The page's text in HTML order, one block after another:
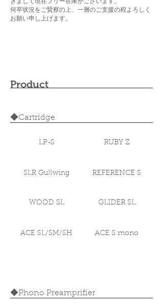
何卒状況をご賢察の上、一層のご支援の程よろしく
お願い申し上げます。
Product
◆Cartridge
LP-S RUBY Z
SLR Gullwing REFERENCE S
WOOD SL GLIDER SL
ACE SL/SM/SH ACE S mono
◆Phono Preamprifier